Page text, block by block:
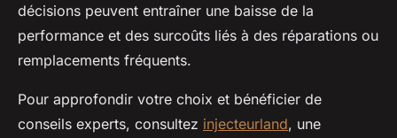
décisions peuvent entraîner une baisse de la
performance et des surcoûts liés à des réparations ou
remplacements fréquents.
Pour approfondir votre choix et bénéficier de
conseils experts, consultez injecteurland, une